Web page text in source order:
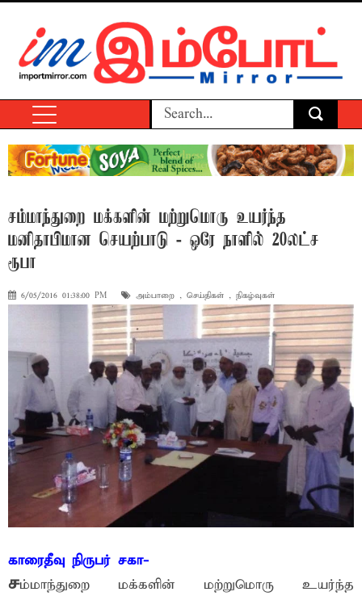
சம்மாந்துறை மக்களின் மற்றுமொரு உயர்ந்த
மனிதாபிமான செயற்பாடு - ஒரே நாளில் 20லட்ச
ரூபா
6/05/2016 01:38:00 PM அம்பாறை , செய்திகள் , நிகழ்வுகள்
காரைதீவு நிருபர் சகா-
சம்மாந்துறை மக்களின் மற்றுமொரு உயர்ந்த